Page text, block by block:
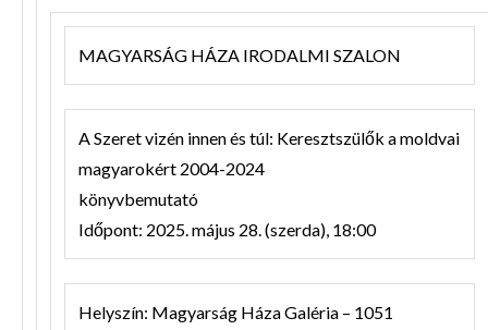
MAGYARSÁG HÁZA IRODALMI SZALON
A Szeret vizén innen és túl: Keresztszülők a moldvai
magyarokért 2004-2024
könyvbemutató
Időpont: 2025. május 28. (szerda), 18:00
Helyszín: Magyarság Háza Galéria – 1051